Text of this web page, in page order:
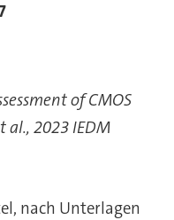
of CMOS
al., 2023 IEDM
nach Unterlagen